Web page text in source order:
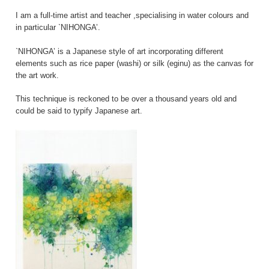
I am a full-time artist and teacher ,specialising in water colours and
in particular `NIHONGA’.
`NIHONGA’ is a Japanese style of art incorporating different
elements such as rice paper (washi) or silk (eginu) as the canvas for
the art work.
This technique is reckoned to be over a thousand years old and
could be said to typify Japanese art.